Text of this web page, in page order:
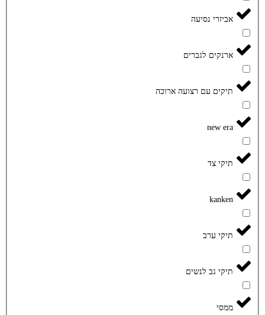
אביזרי נסיעה
ארנקים לגברים
תיקים עם רצועה ארוכה
new era
תיקי צד
kanken
תיקי ערב
תיקי גב לנשים
ממסי